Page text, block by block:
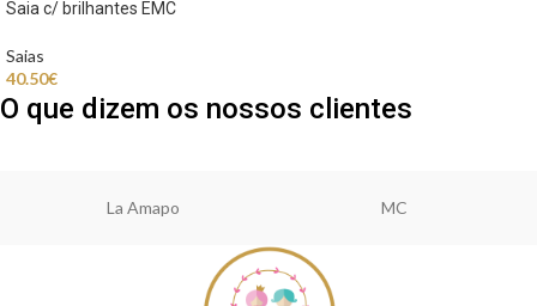
Saia c/ brilhantes EMC
Saias
40.50€
O que dizem os nossos clientes
La Amapo MC